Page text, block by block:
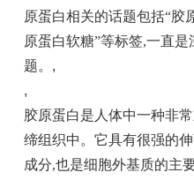
原蛋白相关的话题包括“胶
原蛋白软糖”等标签,一直
题。 ,
,
胶原蛋白是人体中一种非
缔组织中。它具有很强的
成分,也是细胞外基质的主